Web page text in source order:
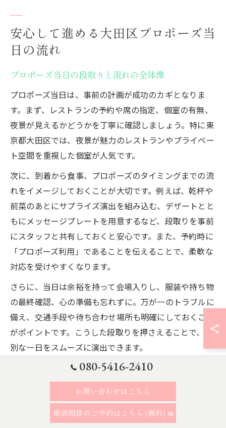
安心して進める大田区プロポーズ当
日の流れ
プロポーズ当日の段取りと流れの全体像
プロポーズ当日は、事前の計画が成功のカギとなりま
す。まず、レストランの予約や席の指定、個室の有無、
夜景が見えるかどうかを丁寧に確認しましょう。特に東
京都大田区では、夜景が魅力のレストランやプライベー
ト空間を重視した個室が人気です。
次に、到着から食事、プロポーズのタイミングまでの流
れをイメージしておくことが大切です。例えば、乾杯や
前菜のあとにサプライズ演出を組み込む、デザートとと
もにメッセージプレートを用意するなど、段取りを事前
にスタッフと共有しておくと安心です。また、予約時に
「プロポーズ利用」であることを伝えることで、柔軟な
対応を受けやすくなります。
さらに、当日は余裕を持って会場入りし、服装や持ち物
の最終確認、心の準備も忘れずに。万が一のトラブルに
備え、交通手段や待ち合わせ場所も明確にしておくこと
がポイントです。こうした段取りを押さえることで、特
別な一日をスムーズに演出できます。
会場入りからプロポーズ演出までの流れを明確にするこ
とで、当日の緊張や不安を軽減できます。まず、レスト
080-5416-2410
お問い合わせはこちら
婚活相談のご予約はこちら (無料)